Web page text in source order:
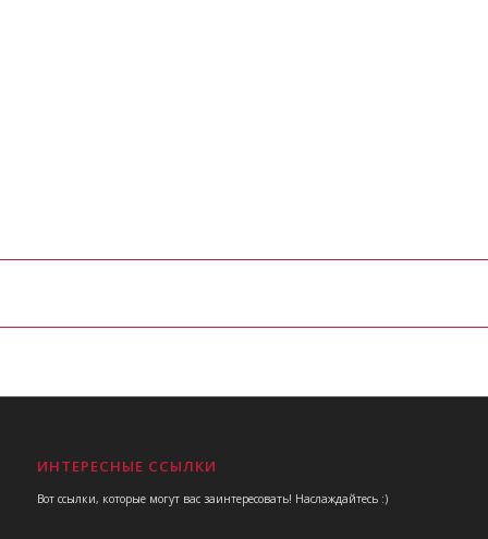
ИНТЕРЕСНЫЕ ССЫЛКИ
Вот ссылки, которые могут вас заинтересовать! Наслаждайтесь :)